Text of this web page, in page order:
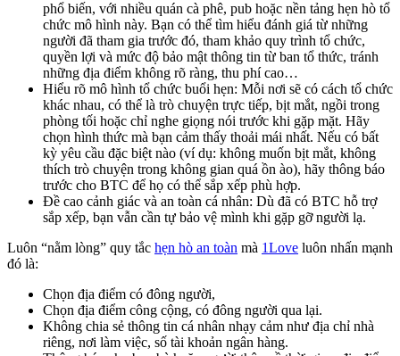
phổ biến, với nhiều quán cà phê, pub hoặc nền tảng hẹn hò tổ
chức mô hình này. Bạn có thể tìm hiểu đánh giá từ những
người đã tham gia trước đó, tham khảo quy trình tổ chức,
quyền lợi và mức độ bảo mật thông tin từ ban tổ thức, tránh
những địa điểm không rõ ràng, thu phí cao…
Hiểu rõ mô hình tổ chức buổi hẹn: Mỗi nơi sẽ có cách tổ chức
khác nhau, có thể là trò chuyện trực tiếp, bịt mắt, ngồi trong
phòng tối hoặc chỉ nghe giọng nói trước khi gặp mặt. Hãy
chọn hình thức mà bạn cảm thấy thoải mái nhất. Nếu có bất
kỳ yêu cầu đặc biệt nào (ví dụ: không muốn bịt mắt, không
thích trò chuyện trong không gian quá ồn ào), hãy thông báo
trước cho BTC để họ có thể sắp xếp phù hợp.
Đề cao cảnh giác và an toàn cá nhân: Dù đã có BTC hỗ trợ
sắp xếp, bạn vẫn cần tự bảo vệ mình khi gặp gỡ người lạ.
Luôn “nằm lòng” quy tắc hẹn hò an toàn mà 1Love luôn nhấn mạnh
đó là:
Chọn địa điểm có đông người,
Chọn địa điểm công cộng, có đông người qua lại.
Không chia sẻ thông tin cá nhân nhạy cảm như địa chỉ nhà
riêng, nơi làm việc, số tài khoản ngân hàng.